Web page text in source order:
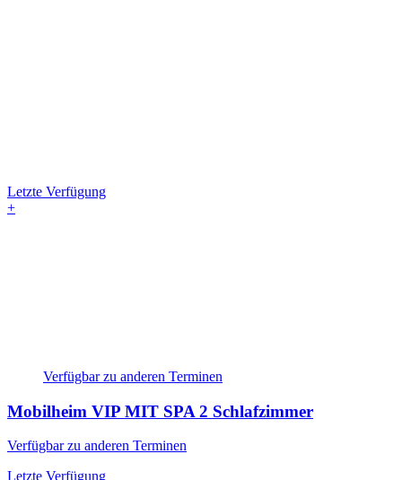
Letzte Verfügung
+
Verfügbar zu anderen Terminen
Mobilheim VIP MIT SPA 2 Schlafzimmer
Verfügbar zu anderen Terminen
Letzte Verfügung